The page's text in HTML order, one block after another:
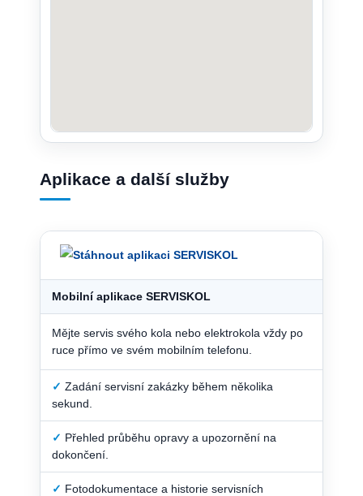
Aplikace a další služby
Mobilní aplikace SERVISKOL
Mějte servis svého kola nebo elektrokola vždy po
ruce přímo ve svém mobilním telefonu.
✓ Zadání servisní zakázky během několika
sekund.
✓ Přehled průběhu opravy a upozornění na
dokončení.
✓ Fotodokumentace a historie servisních